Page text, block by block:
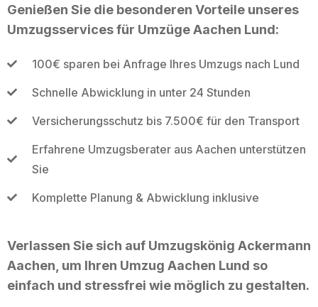
Genießen Sie die besonderen Vorteile unseres
Umzugsservices für Umzüge Aachen Lund:
100€ sparen bei Anfrage Ihres Umzugs nach Lund
Schnelle Abwicklung in unter 24 Stunden
Versicherungsschutz bis 7.500€ für den Transport
Erfahrene Umzugsberater aus Aachen unterstützen
Sie
Komplette Planung & Abwicklung inklusive
Verlassen Sie sich auf Umzugskönig Ackermann
Aachen, um Ihren Umzug Aachen Lund so
einfach und stressfrei wie möglich zu gestalten.